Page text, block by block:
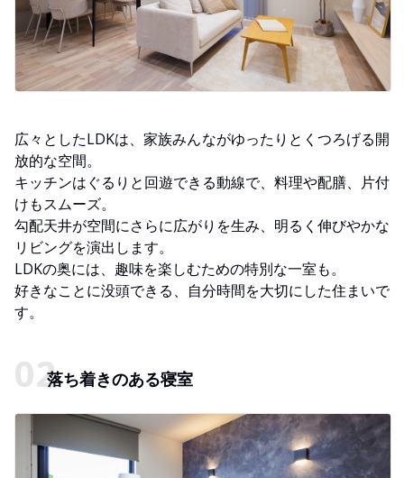
広々としたLDKは、家族みんながゆったりとくつろげる開
放的な空間。
キッチンはぐるりと回遊できる動線で、料理や配膳、片付
けもスムーズ。
勾配天井が空間にさらに広がりを生み、明るく伸びやかな
リビングを演出します。
LDKの奥には、趣味を楽しむための特別な一室も。
好きなことに没頭できる、自分時間を大切にした住まいで
す。
落ち着きのある寝室